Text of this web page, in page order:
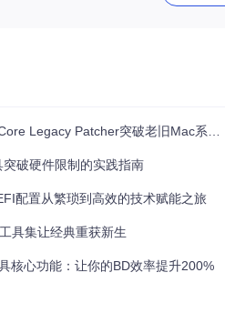
频控制器的驱动适配
legacy Wi-Fi 硬件的兼容性
新系统版本，通过更新插件而非整
Patcher突破老旧Mac系统限制的深度解析
破硬件限制的实践指南
配置从繁琐到高效的技术赋能之旅
具集让经典重获新生
核心功能：让你的BD效率提升200%